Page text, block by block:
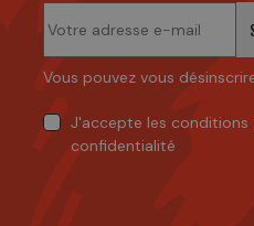
Vous pouvez vous
J'accepte les conditions
confidentialité